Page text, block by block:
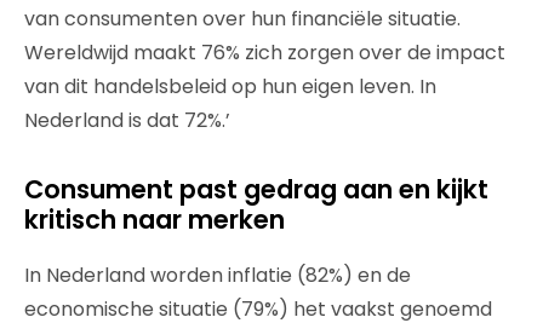
van consumenten over hun financiële situatie.
Wereldwijd maakt 76% zich zorgen over de impact
van dit handelsbeleid op hun eigen leven. In
Nederland is dat 72%.’
Consument past gedrag aan en kijkt
kritisch naar merken
In Nederland worden inflatie (82%) en de
economische situatie (79%) het vaakst genoemd